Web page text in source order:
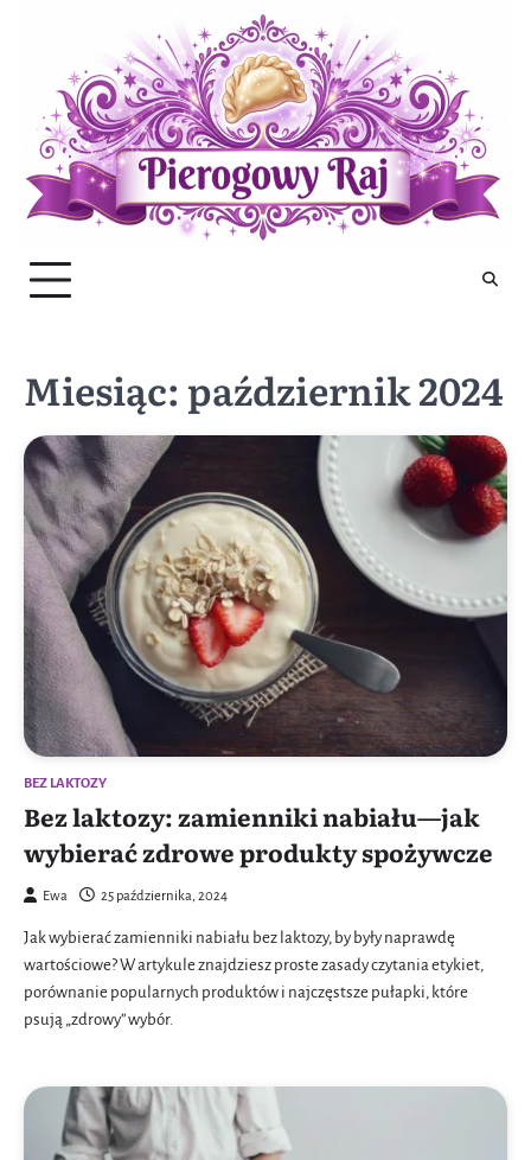
Miesiąc: październik 2024
BEZ LAKTOZY
Bez laktozy: zamienniki nabiału—jak
wybierać zdrowe produkty spożywcze
Ewa 25 października, 2024
Jak wybierać zamienniki nabiału bez laktozy, by były naprawdę
wartościowe? W artykule znajdziesz proste zasady czytania etykiet,
porównanie popularnych produktów i najczęstsze pułapki, które
psują „zdrowy” wybór.